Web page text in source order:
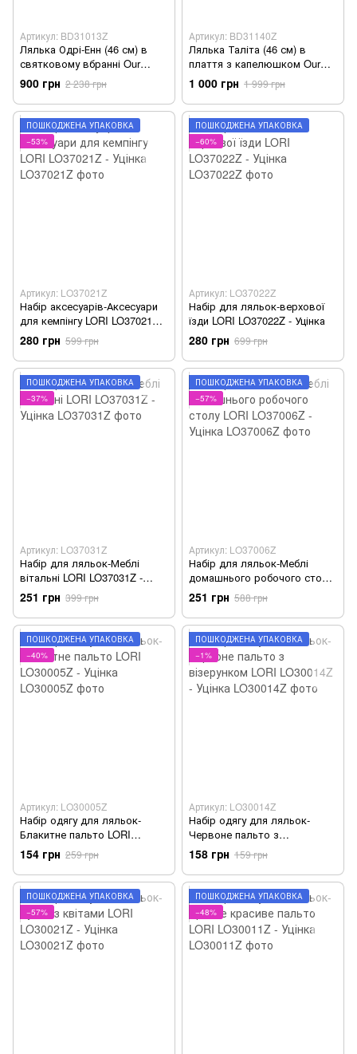
Артикул: BD31013Z
Лялька Одрі-Енн (46 см) в
святковому вбранні Our
Generation BD31013Z - Уцінка
900 грн 2 238 грн
Артикул: BD31140Z
Лялька Таліта (46 см) в
плаття з капелюшком Our
Generation BD31140Z - Уцінка
1 000 грн 1 999 грн
ПОШКОДЖЕНА УПАКОВКА
−53%
Артикул: LO37021Z
Набір аксесуарів-Аксесуари
для кемпінгу LORI LO37021Z -
Уцінка
280 грн 599 грн
ПОШКОДЖЕНА УПАКОВКА
−60%
Артикул: LO37022Z
Набір для ляльок-верхової
їзди LORI LO37022Z - Уцінка
280 грн 699 грн
ПОШКОДЖЕНА УПАКОВКА
−37%
Артикул: LO37031Z
Набір для ляльок-Меблі
вітальні LORI LO37031Z -
Уцінка
251 грн 399 грн
ПОШКОДЖЕНА УПАКОВКА
−57%
Артикул: LO37006Z
Набір для ляльок-Меблі
домашнього робочого столу
LORI LO37006Z - Уцінка
251 грн 588 грн
ПОШКОДЖЕНА УПАКОВКА
−40%
Артикул: LO30005Z
Набір одягу для ляльок-
Блакитне пальто LORI
LO30005Z - Уцінка
154 грн 259 грн
ПОШКОДЖЕНА УПАКОВКА
−1%
Артикул: LO30014Z
Набір одягу для ляльок-
Червоне пальто з
візерунком LORI LO30014Z -
Уцінка
158 грн 159 грн
ПОШКОДЖЕНА УПАКОВКА
−57%
ПОШКОДЖЕНА УПАКОВКА
−48%